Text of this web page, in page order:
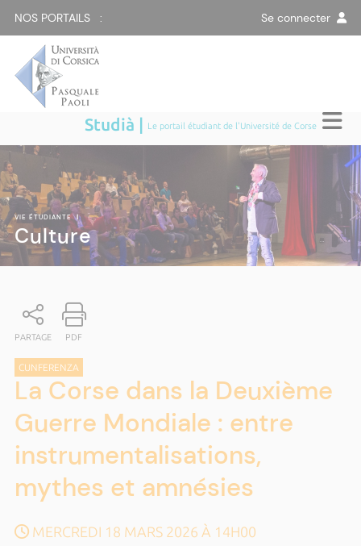
NOS PORTAILS : Se connecter
Studià | Le portail étudiant de l'Université de Corse
VIE ÉTUDIANTE|
Culture
PARTAGE PDF
CUNFERENZA
La Corse dans la Deuxième
Guerre Mondiale : entre
instrumentalisations,
mythes et amnésies
MERCREDI 18 MARS 2026 À 14H00